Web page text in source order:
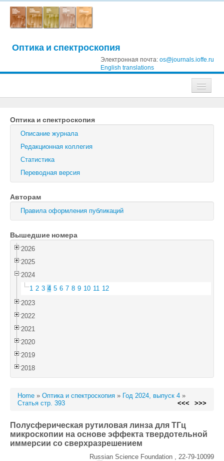
Оптика и спектроскопия
Электронная почта: os@journals.ioffe.ru
English translations
Журнал технической физики
Письма в Журнал технической физики
Физика твердого тела
Физика и техника полупроводников
Оптика и спектроскопия
Поиск
Войти
Оптика и спектроскопия
Описание журнала
Редакционная коллегия
Статистика
Переводная версия
Авторам
Правила оформления публикаций
Вышедшие номера
2026
2025
2024
1 2 3 4 5 6 7 8 9 10 11 12
2023
2022
2021
2020
2019
2018
Home » Оптика и спектроскопия » Год 2024, выпуск 4 »
Статья стр. 393
<<< >>>
Полусферическая рутиловая линза для ТГц
микроскопии на основе эффекта твердотельной
иммерсии со cверхразрешением
Russian Science Foundation , 22-79-10099